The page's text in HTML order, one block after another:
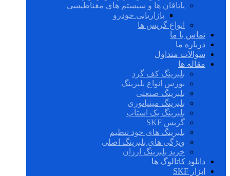
یاتاقان ها و سیستم های مغناطیسی
بازاریابی خودرو
انواع گریس ها
تماس با ما
درباره ما
سوالات متداول
مقاله ها
بلبرینگ کف گرد
بورس انواع بلبرینگ
بلبرینگ صنعتی
بلبرینگ مینیاتوری
بلبرینگ بک استاپ
گریس SKF
بلبرینگ های خود تنظیم
ویژگی های بلبرینگ اصلی
خرید بلبرینگ ارزان
دانلود کاتالوگ ها
ابزار SKF